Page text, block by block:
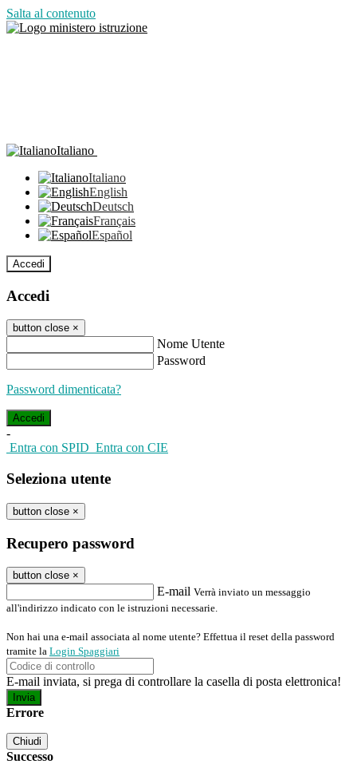
Salta al contenuto
Italiano
Italiano
English
Deutsch
Français
Español
Accedi
Accedi
button close ×
Nome Utente
Password
Password dimenticata?
-
Entra con SPID Entra con CIE
Seleziona utente
button close ×
Recupero password
button close ×
E-mail Verrà inviato un messaggio
all'indirizzo indicato con le istruzioni necessarie.
Non hai una e-mail associata al nome utente? Effettua il reset della password
tramite la Login Spaggiari
E-mail inviata, si prega di controllare la casella di posta elettronica!
Errore
Chiudi
Successo